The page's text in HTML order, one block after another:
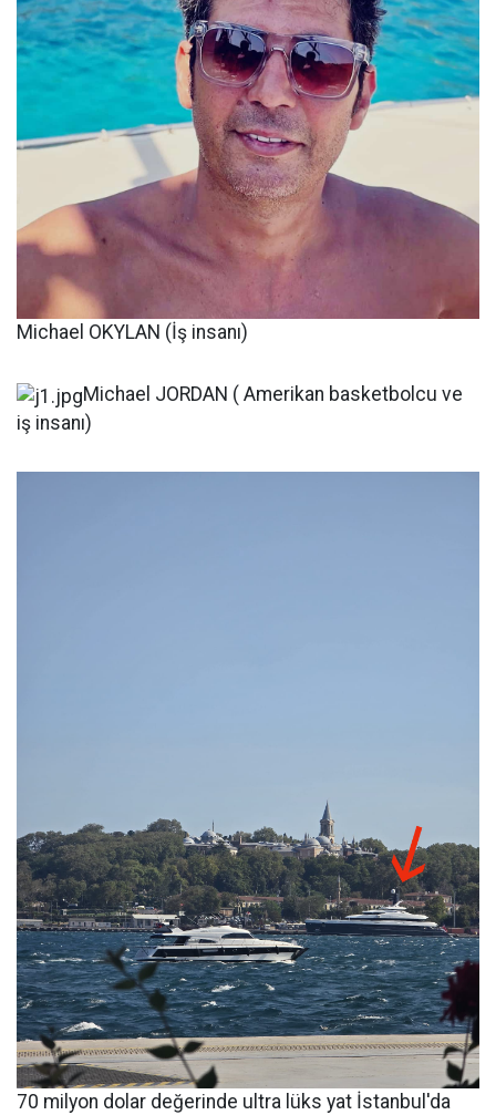
Michael OKYLAN (İş insanı)
Michael JORDAN ( Amerikan basketbolcu ve
iş insanı)
70 milyon dolar değerinde ultra lüks yat İstanbul'da